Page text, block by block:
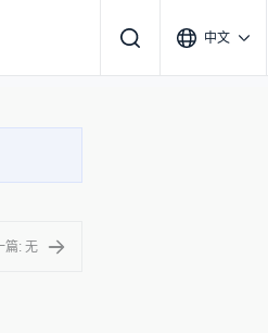
中文
篇: 无